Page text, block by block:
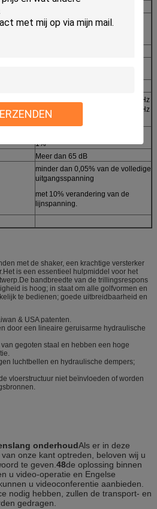
het
de
130 mm
de handleiding van de versterker voor
Vol vermogen van 5 Hz tot 3000 Hz
met afwachting tot 3 dB bij 4000 Hz
met helling van 6 dB/octaaf
1%
Meer dan 65 dB
minder dan 0,05% van de volledige
uitgangsspanning
met 10% verandering van de
lijnspanning.
met de shaker, een krachtige versterker
is een essentieel hulpmiddel voor het
bandbreedte van de trillingsrespons
is hoog; in staat om alle golfvormen en
te bedienen; goede uitbreidbaarheid en
& USA patenten.
door een lineaire geruisarme hydraulische
gegoten staal en hebben een hoge
luchtbellen en hydraulische dempers;
vloerstructuur niet beïnvloeden of worden
onderhoudAls er in deze
onze kant optreden, beloven wij u
te geven.48de oplossing binnen
u video-operatie en Engelse
u videoconferentie aanbieden.
nodig hebben, zullen de transport- en
gedragen.